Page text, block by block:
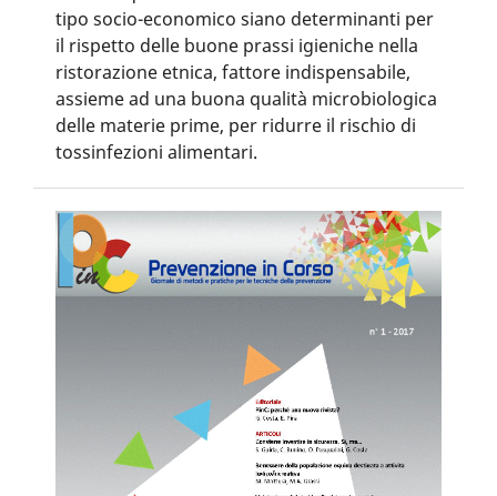
tipo socio-economico siano determinanti per
il rispetto delle buone prassi igieniche nella
ristorazione etnica, fattore indispensabile,
assieme ad una buona qualità microbiologica
delle materie prime, per ridurre il rischio di
tossinfezioni alimentari.